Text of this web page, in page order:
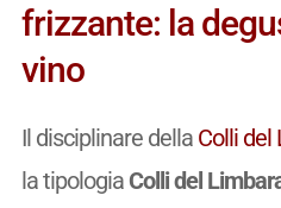
frizzante: la
vino
Il disciplinare della Colli del
la tipologia Colli del